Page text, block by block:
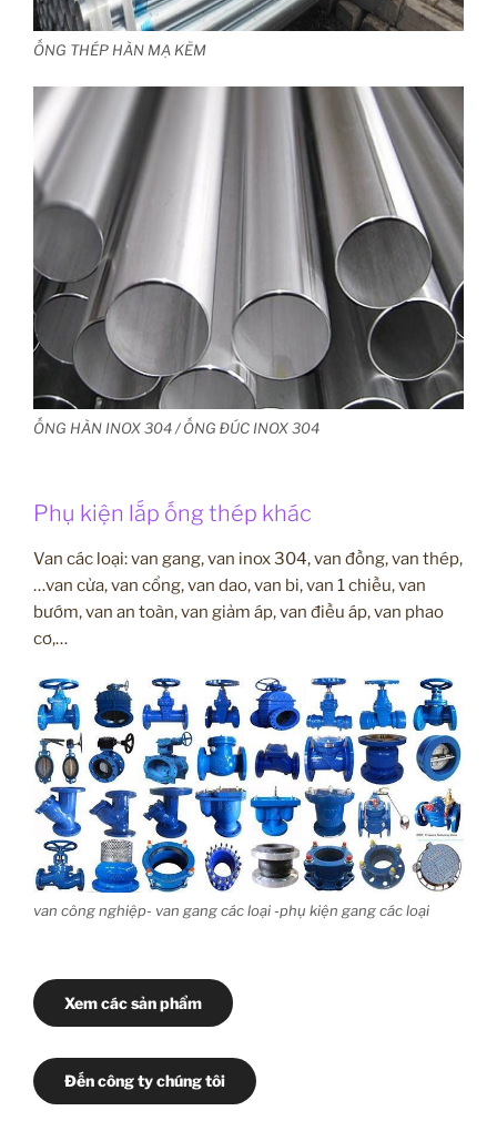
ỐNG THÉP HÀN MẠ KẼM
ỐNG HÀN INOX 304 / ỐNG ĐÚC INOX 304
Phụ kiện lắp ống thép khác
Van các loại: van gang, van inox 304, van đồng, van thép,
…van cửa, van cổng, van dao, van bi, van 1 chiều, van
bướm, van an toàn, van giảm áp, van điều áp, van phao
cơ,…
van công nghiệp- van gang các loại -phụ kiện gang các loại
Xem các sản phẩm
Đến công ty chúng tôi